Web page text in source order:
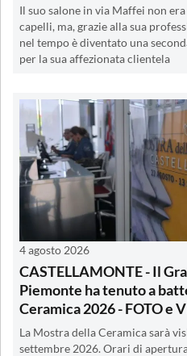
Il suo salone in via Maffei non
capelli, ma, grazie alla sua
nel tempo è diventato una
per la sua affezionata clientela
4 agosto 2026
CASTELLAMONTE - Il
Piemonte ha tenuto a
Ceramica 2026 - FOTO e
La Mostra della Ceramica sarà
settembre 2026. Orari di